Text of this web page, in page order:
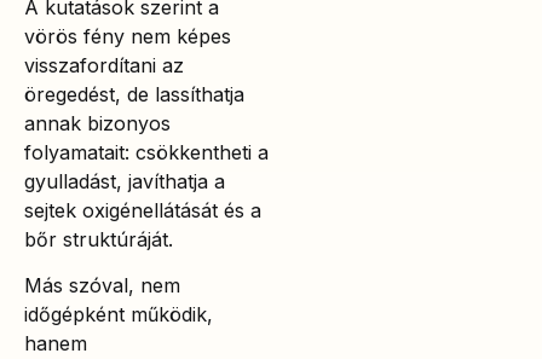
A kutatások szerint a
vörös fény nem képes
visszafordítani az
öregedést, de lassíthatja
annak bizonyos
folyamatait: csökkentheti a
gyulladást, javíthatja a
sejtek oxigénellátását és a
bőr struktúráját.
Más szóval, nem
időgépként működik,
hanem